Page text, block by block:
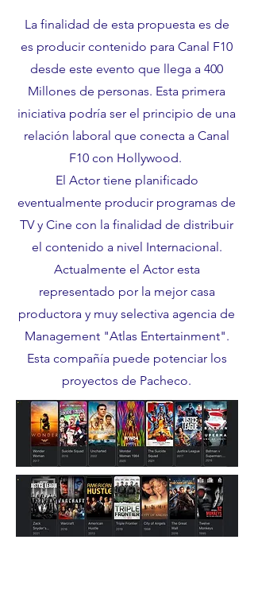
La finalidad de esta propuesta es de
es producir contenido para Canal F10
desde este evento que llega a 400
Millones de personas. Esta primera
iniciativa podría ser el principio de una
relación laboral que conecta a Canal
F10 con Hollywood.
El Actor tiene planificado
eventualmente producir programas de
TV y Cine con la finalidad de distribuir
el contenido a nivel Internacional.
Actualmente el Actor esta
representado por la mejor casa
productora y muy selectiva agencia de
Management "Atlas Entertainment".
Esta compañía puede potenciar los
proyectos de Pacheco.